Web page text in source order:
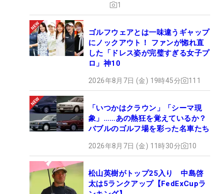
1
ゴルフウェアとは一味違うギャップ
にノックアウト！ ファンが惚れ直
した「ドレス姿が完璧すぎる女子プ
ロ」神10
2026年8月7日 (金) 19時45分 111
「いつかはクラウン」「シーマ現
象」……あの熱狂を覚えているか？
バブルのゴルフ場を彩った名車たち
2026年8月7日 (金) 11時30分 10
松山英樹がトップ25入り 中島啓
太は5ランクアップ【FedExCupラ